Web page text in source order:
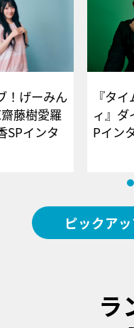
！げーみん
藤樹愛羅
SPインタ
『タ
ィ』ダ
Pイ
ピックア
ラ